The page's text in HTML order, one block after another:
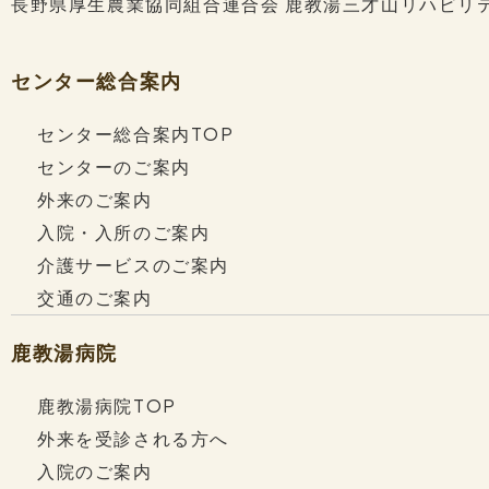
センター総合案内
センター総合案内TOP
センターのご案内
外来のご案内
入院・入所のご案内
介護サービスのご案内
交通のご案内
鹿教湯病院
鹿教湯病院TOP
外来を受診される方へ
入院のご案内